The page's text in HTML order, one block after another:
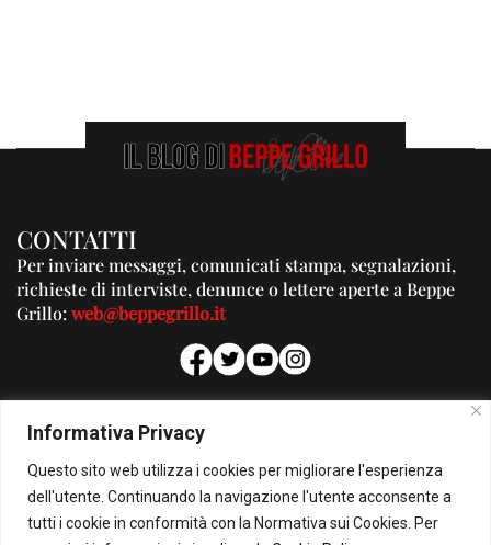
Informativa Privacy
Questo sito web utilizza i cookies per migliorare l'esperienza
dell'utente. Continuando la navigazione l'utente acconsente a
tutti i cookie in conformità con la Normativa sui Cookies. Per
CONTATTI
Per inviare messaggi, comunicati stampa, segnalazioni,
richieste di interviste, denunce o lettere aperte a Beppe
Grillo:web@beppegrillo.it
PUBBLICITA'
Per la tua pubblicità su questo Blog:
pubblicita@beppegrillo.it